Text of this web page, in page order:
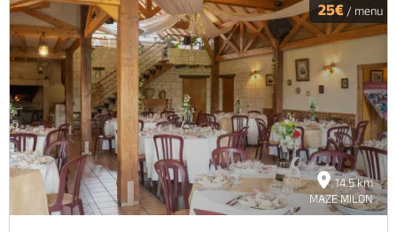
Billetterie en ligne
Brochures & Cartes Offices de tourisme Comment venir ? Ecrivez-nous
14.5 km
MAZE MILON
25€ / menu